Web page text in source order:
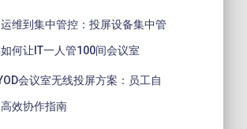
维到集中管控：投屏设备集中管
何让IT一人管100间会议室
会议室无线投屏方案：员工自
效协作指南